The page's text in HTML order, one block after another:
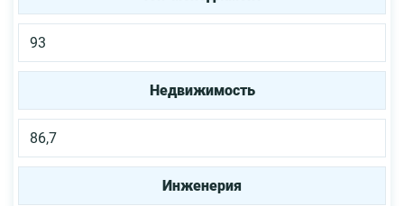
93
Недвижимость
86,7
Инженерия